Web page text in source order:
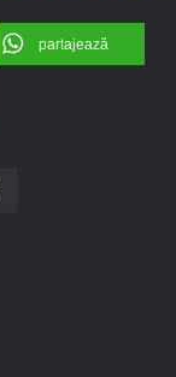
partajează